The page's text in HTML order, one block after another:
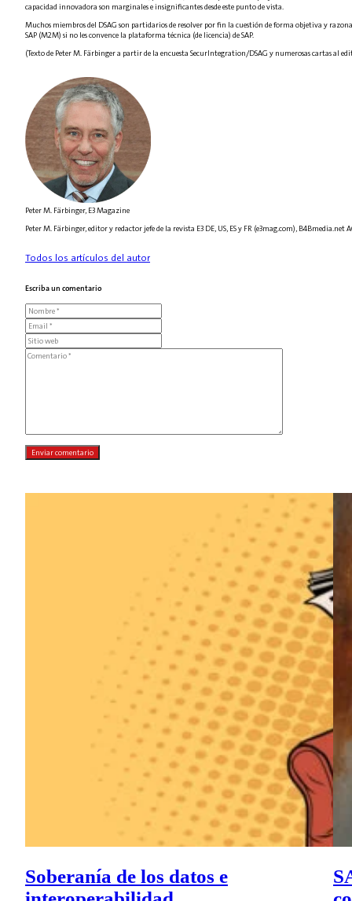
capacidad innovadora son marginales e insignificantes desde este punto de vista.
Muchos miembros del DSAG son partidarios de resolver por fin la cuestión de forma objetiva y
SAP (M2M) si no les convence la plataforma técnica (de licencia) de SAP.
(Texto de Peter M. Färbinger a partir de la encuesta SecurIntegration/DSAG y numerosas cartas al
Peter M. Färbinger, E3 Magazine
Peter M. Färbinger, editor y redactor jefe de la revista E3 DE, US, ES y FR (e3mag.com),
Todos los artículos del autor
Escriba un comentario
Soberanía de los datos e